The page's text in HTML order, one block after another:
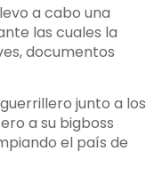
a cabo una
las cuales la
documentos
junto a los
a su bigboss
el país de